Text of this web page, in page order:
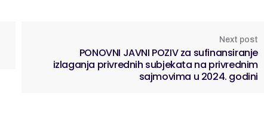
Next post
PONOVNI JAVNI POZIV za sufinansiranje
izlaganja privrednih subjekata na privrednim
sajmovima u 2024. godini